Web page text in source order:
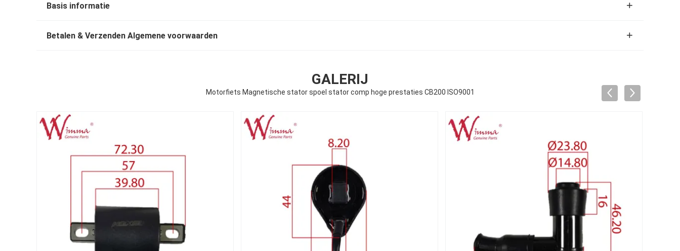
Basis informatie
Betalen & Verzenden Algemene voorwaarden
GALERIJ
Motorfiets Magnetische stator spoel stator comp hoge prestaties CB200 ISO9001